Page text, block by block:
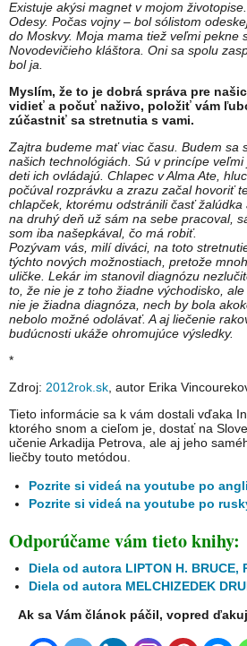
Existuje akýsi magnet v mojom
Odesy. Počas vojny – bol sólistom
do Moskvy. Moja mama tiež veľmi pekne
Novodevičieho kláštora. Oni sa spolu
bol ja.
Myslím, že to je dobrá správa pre
vidieť a počuť naživo, položiť vám
zúčastniť sa stretnutia s vami.
Zajtra budeme mať viac času. Budem sa
našich technológiách. Sú v princípe
deti ich ovládajú. Chlapec v Alma Ate,
počúval rozprávku a zrazu začal hovoriť
chlapček, ktorému odstránili časť žalúdka
na druhý deň už sám na sebe pracoval,
som iba našepkával, čo má robiť.
Pozývam vás, milí diváci, na toto
týchto nových možnostiach, pretože
uličke. Lekár im stanovil diagnózu
to, že nie je z toho žiadne východisko,
nie je žiadna diagnóza, nech by bola
nebolo možné odolávať. A aj liečenie
budúcnosti ukáže ohromujúce výsledky.
*
Zdroj: 2012rok.sk , autor Erika
Tieto informácie sa k vám dostali vďaka
ktorého snom a cieľom je, dostať na
učenie Arkadija Petrova, ale aj jeho
liečby touto metódou.
Pozrite si videá na youtube po
Pozrite si videá na youtube po
Odporúčame vám tieto knihy:
Diela od autora LIPTON H. BRUCE,
Diela od autora MELCHIZEDEK
Ak sa Vám článok páčil, vopred